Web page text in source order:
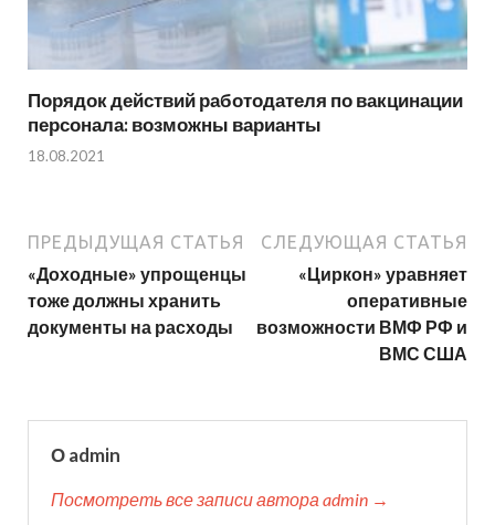
Порядок действий работодателя по вакцинации
персонала: возможны варианты
18.08.2021
ПРЕДЫДУЩАЯ СТАТЬЯ
«Доходные» упрощенцы
тоже должны хранить
документы на расходы
СЛЕДУЮЩАЯ СТАТЬЯ
«Циркон» уравняет
оперативные
возможности ВМФ РФ и
ВМС США
О admin
Посмотреть все записи автора admin →